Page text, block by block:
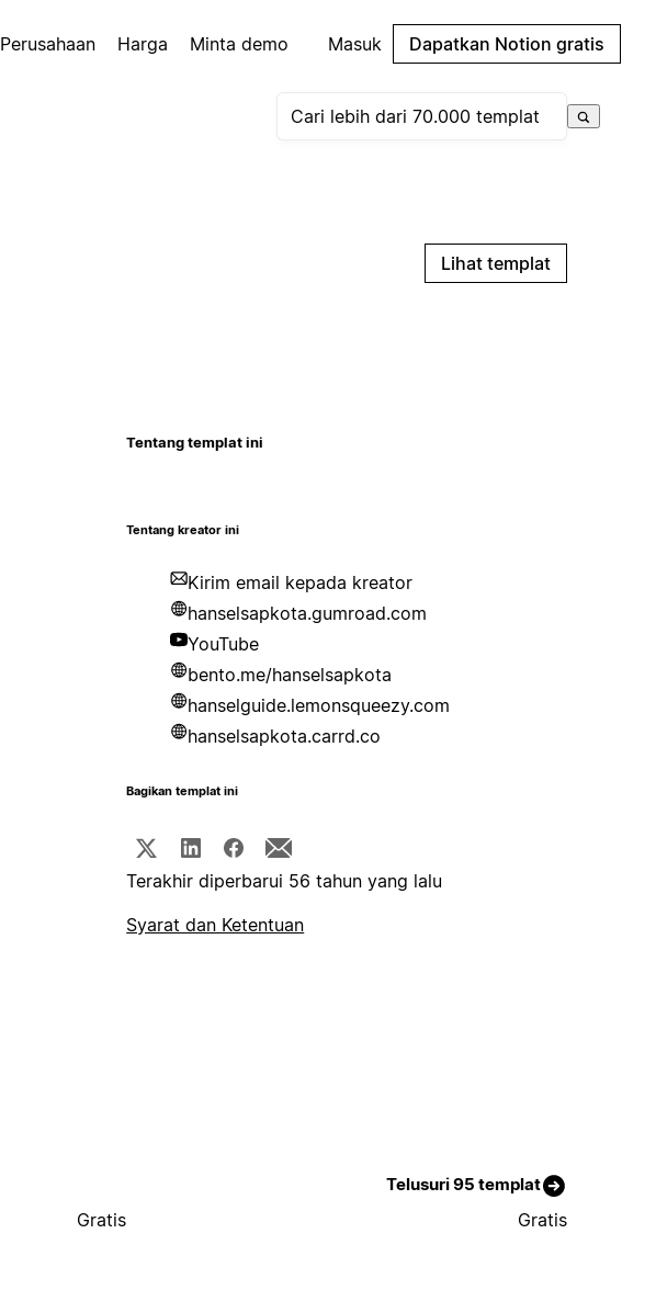
Perusahaan Harga Minta demo Masuk Dapatkan Notion gratis
Lihat templat
Tentang templat ini
Tentang kreator ini
Kirim email kepada kreator
hanselsapkota.gumroad.com
YouTube
bento.me/hanselsapkota
hanselguide.lemonsqueezy.com
hanselsapkota.carrd.co
Bagikan templat ini
Terakhir diperbarui 56 tahun yang lalu
Syarat dan Ketentuan
Telusuri 95 templat
Gratis Gratis